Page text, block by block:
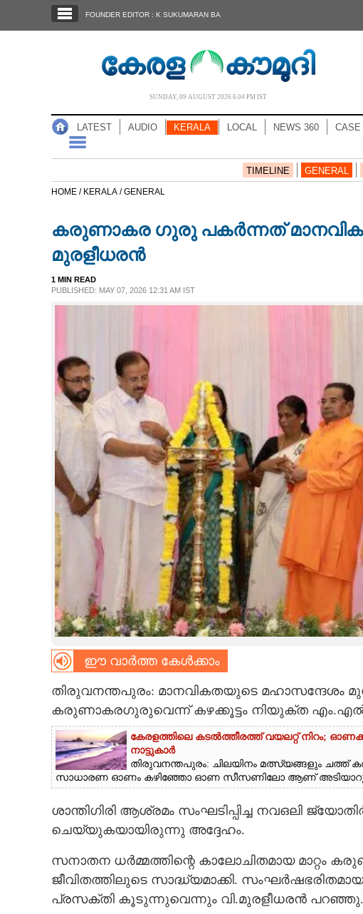
NOTIFIED NEWS
NEWS 360
CASE DIARY
LIFESTYLE
SPIRITUAL
CARTOONS
CONTACT US
FOUNDER EDITOR : K SUKUMARAN BA
SUNDAY, 09 AUGUST 2026 6.04 PM IST
LATEST AUDIO KERALA LOCAL NEWS 360 CASE
TIMELINE GENERAL
HOME / KERALA /GENERAL
കരുണാകര ഗുരു പകർന്നത്
മുരളീധരൻ
1 MIN READ
PUBLISHED: MAY 07, 2026 12:31 AM IST
ഈ വാർത്ത കേൾക്കാം
തിരുവനന്തപുരം: മാനവികതയുടെ മഹാസന്ദേശം
കരുണാകരഗുരുവെന്ന് കഴക്കൂട്ടം നിയുക്ത
കേരളത്തിലെ കടൽത്തീരത്ത് വയലറ്റ് നിറം;
നാട്ടുകാർ
തിരുവനന്തപുരം: ചിലയിനം മത്സ്യങ്ങളും ചത്ത്
സാധാരണ ഓണം കഴിഞ്ഞോ ഓണ സീസണിലോ ആണ്
ശാന്തിഗിരി ആശ്രമം സംഘടിപ്പിച്ച നവഒലി
ചെയ്യുകയായിരുന്നു അദ്ദേഹം.
സനാതന ധർമ്മത്തിന്റെ കാലോചിതമായ
ജീവിതത്തിലുടെ സാദ്ധ്യമാക്കി.
പ്രസക്തി കൂടുന്നുവെന്നും വി.മുരളീധരൻ പറഞ്ഞു.